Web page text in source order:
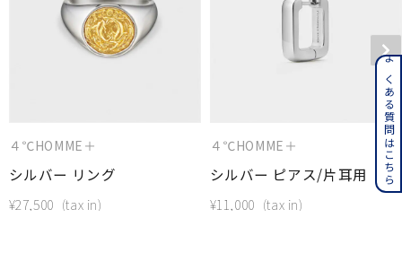
４℃HOMME＋
シルバー リング
¥27,500
４℃HOMME＋
シルバー ピアス/片耳用
¥11,000
よくある質問はこちら